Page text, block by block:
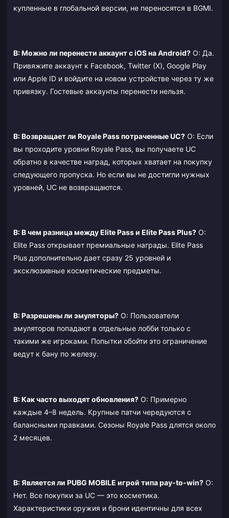
купленные в глобальной версии, не переносятся в BGMI.
В: Можно ли перенести аккаунт с iOS на Android? О: Да.
Привяжите аккаунт к Facebook, Twitter (X), Google Play
или Apple ID и войдите на новом устройстве через ту же
привязку. Гостевые аккаунты перенести нельзя.
В: Возвращает ли Royale Pass потраченные UC? О: Если
вы проходите уровни Royale Pass, вы получаете UC
обратно в качестве наград, которых хватает на покупку
следующего пропуска. Но если вы не достигли нужных
уровней, UC не возвращаются.
В: В чем разница между Elite Pass и Elite Pass Plus? О:
Elite Pass открывает премиальные награды. Elite Pass
Plus дополнительно дает сразу 25 уровней и
эксклюзивные косметические предметы.
В: Разрешены ли эмуляторы? О: Пользователи
эмуляторов попадают в отдельные лобби только с
такими же игроками. Попытки обойти это ограничение
ведут к бану по железу.
В: Как часто выходят обновления? О: Примерно
каждые 4–8 недель. Крупные патчи чередуются с
балансными правками. Сезоны Royale Pass длятся около
2 месяцев.
В: Является ли PUBG MOBILE игрой типа pay-to-win? О:
Нет. Все покупки за UC — это косметика.
Характеристики оружия и брони идентичны для всех